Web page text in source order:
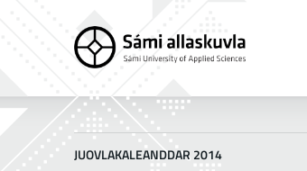
JUOVLAKALEANDDAR 2014